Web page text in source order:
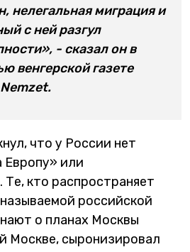
нелегальная миграция и
с ней разгул
- сказал он в
венгерской газете
что у России нет
Европу» или
Те, кто распространяет
российской
о планах Москвы
Москве, сыронизировал